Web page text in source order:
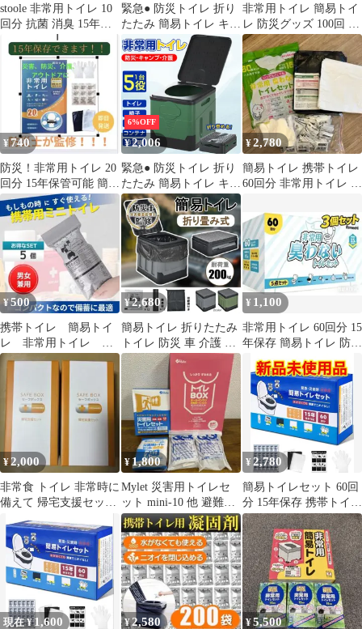
stoole 非常用トイレ 10
回分 抗菌 消臭 15年保
緊急● 防災トイレ 折り
たたみ 簡易トイレ キャ
ンプ 仮設トイレ 無地
非常用 車中泊 携帯トイ
レ アウトドア 災害 防
災グッズ 便座 震災 ス
ツール 収納箱.
非常用トイレ 簡易トイ
レ 防災グッズ 100回 防
災トイレ キャンプ 車中
泊
¥740
防災！非常用トイレ 20
回分 15年保管可能 簡易
トイレ 防災グッズ 介護
携帯
6%OFF
¥2,006
緊急● 防災トイレ 折り
たたみ 簡易トイレ キャ
ンプ 仮設トイレ 無地
非常用 車中泊 携帯トイ
レ アウトドア 災害 防
災グッズ 便座 震災 ス
ツール 収納箱..
¥2,780
簡易トイレ 携帯トイレ
60回分 非常用トイレ 災
¥500
携帯トイレ 簡易トイ
レ 非常用トイレ 携
帯用ミニトイレ 防災
グッズ アウトドア
¥2,680
簡易トイレ 折りたたみ
トイレ 防災 車 介護 非
常用 ポータブル 防災セ
ット キャンプ アウトド
ア 登山 避難 緊急 仮設
携帯 椅子 野外 便器 車
内 凝固剤 キャンプ用品
抗菌 抗菌検査済み
sg049
¥ 1,100
非常用トイレ 60回分 15
年保存 簡易トイレ 防災
グッズ 3個セット
¥2,000
非常食 トイレ 非常時に
備えて 帰宅支援セット
防災グッズ
¥ 1,800
Mylet 災害用トイレセ
ット mini-10 他 避難用
品セット
¥2,780
簡易トイレセット 60回
分 15年保存 携帯トイレ
非常用 簡易トイレ
現在 ¥1,600 ¥2,580 ¥5,500